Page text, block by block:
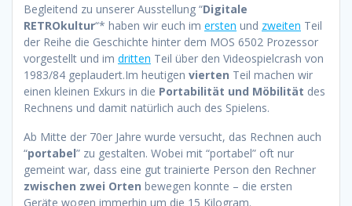
Begleitend zu unserer Ausstellung “Digitale
RETROkultur“* haben wir euch im ersten und zweiten Teil
der Reihe die Geschichte hinter dem MOS 6502 Prozessor
vorgestellt und im dritten Teil über den Videospielcrash von
1983/84 geplaudert.Im heutigen vierten Teil machen wir
einen kleinen Exkurs in die Portabilität und Möbilität des
Rechnens und damit natürlich auch des Spielens.
Ab Mitte der 70er Jahre wurde versucht, das Rechnen auch
“portabel” zu gestalten. Wobei mit “portabel” oft nur
gemeint war, dass eine gut trainierte Person den Rechner
zwischen zwei Orten bewegen konnte – die ersten
Geräte wogen immerhin um die 15 Kilogram.